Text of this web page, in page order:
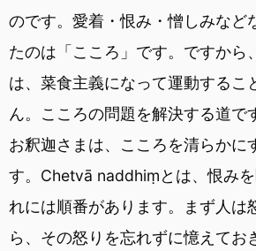
のです。愛着・恨み・憎しみなど
たのは「こころ」です。ですから
は、菜食主義になって運動するこ
ん。こころの問題を解決する道で
お釈迦さまは、こころを清らかに
す。Chetvā naddhiṃとは、恨み
れには順番があります。まず人は
ら、その怒りを忘れずに憶えてお